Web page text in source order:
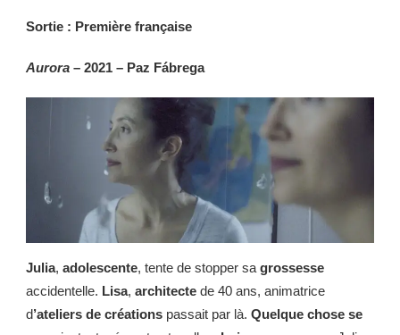
Sortie : Première française
Aurora – 2021 – Paz Fábrega
Julia, adolescente, tente de stopper sa grossesse
accidentelle. Lisa, architecte de 40 ans, animatrice
d’ateliers de créations passait par là. Quelque chose se